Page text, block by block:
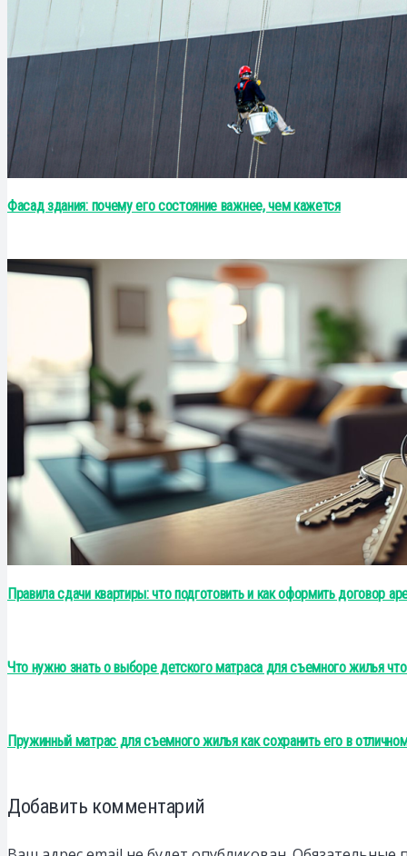
Фасад здания: почему его состояние важнее, чем кажется
Правила сдачи квартиры: что подготовить и как оформить договор
Что нужно знать о выборе детского матраса для съемного жилья
Пружинный матрас для съемного жилья как сохранить его в
Добавить комментарий